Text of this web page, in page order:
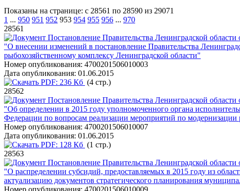
Показаны на странице: с 28561 по 28590 из 29071
1 ... 950 951 952 953 954 955 956 ... 970
28561
Постановление Правительства Ленинградской
"О внесении изменений в постановление Правительства
рыбохозяйственному комплексу Ленинградской области"
Номер опубликования: 4700201506010003
Дата опубликования: 01.06.2015
PDF: 236 Кб (4 стр.)
28562
Постановление Правительства Ленинградской
"Об определении в 2015 году уполномоченного органа
Федерации по вопросам реализации мероприятий по
Номер опубликования: 4700201506010007
Дата опубликования: 01.06.2015
PDF: 128 Кб (1 стр.)
28563
Постановление Правительства Ленинградской
"О распределении субсидий, предоставляемых в 2015 году из
актуализацию документов стратегического планирования
Номер опубликования: 4700201506010009